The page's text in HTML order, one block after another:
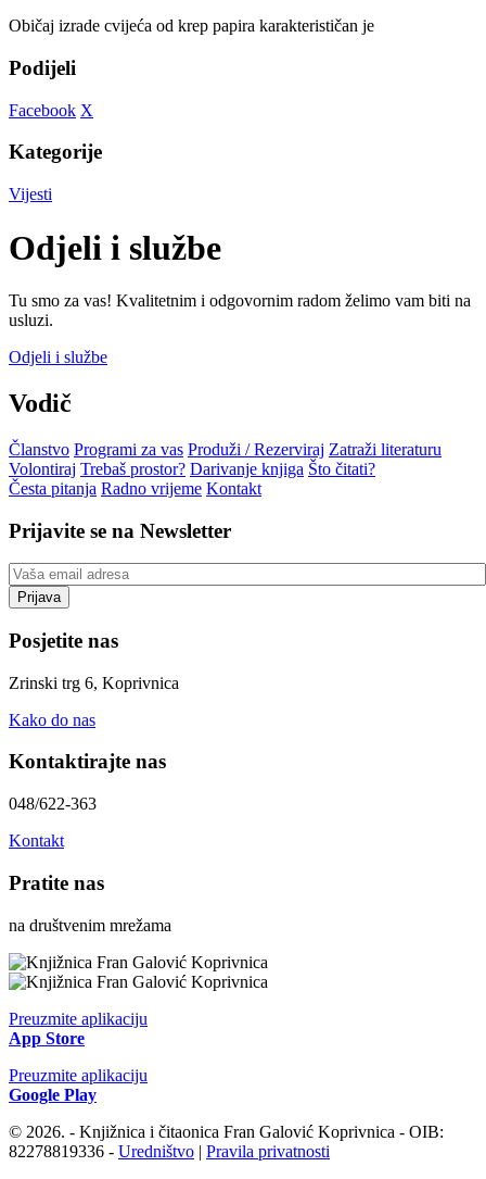
Običaj izrade cvijeća od krep papira karakterističan je
Podijeli
Facebook X
Kategorije
Vijesti
Odjeli i službe
Tu smo za vas! Kvalitetnim i odgovornim radom želimo vam biti na
usluzi.
Odjeli i službe
Vodič
Članstvo Programi za vas Produži / Rezerviraj Zatraži literaturu
Volontiraj Trebaš prostor? Darivanje knjiga Što čitati?
Česta pitanja Radno vrijeme Kontakt
Prijavite se na Newsletter
Posjetite nas
Zrinski trg 6, Koprivnica
Kako do nas
Kontaktirajte nas
048/622-363
Kontakt
Pratite nas
na društvenim mrežama
Preuzmite aplikaciju
App Store
Preuzmite aplikaciju
Google Play
© 2026. - Knjižnica i čitaonica Fran Galović Koprivnica - OIB:
82278819336 - Uredništvo | Pravila privatnosti